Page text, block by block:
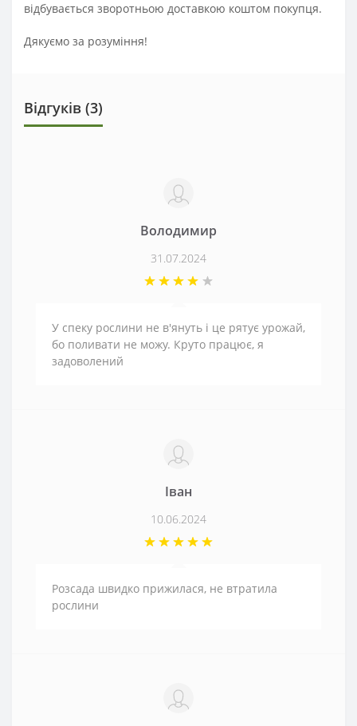
відбувається зворотньою доставкою коштом покупця.
Дякуємо за розуміння!
Відгуків (3)
Володимир
31.07.2024
У спеку рослини не в'януть і це рятує урожай,
бо поливати не можу. Круто працює, я
задоволений
Іван
10.06.2024
Розсада швидко прижилася, не втратила
рослини